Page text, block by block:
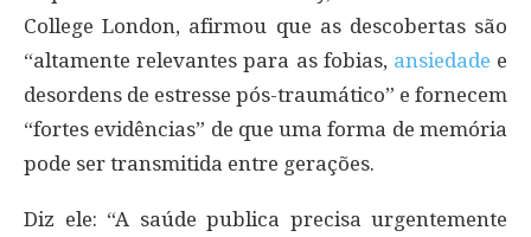
College London, afirmou que as descobertas são
“altamente relevantes para as fobias, ansiedade e
desordens de estresse pós-traumático” e fornecem
“fortes evidências” de que uma forma de memória
pode ser transmitida entre gerações.
Diz ele: “A saúde publica precisa urgentemente